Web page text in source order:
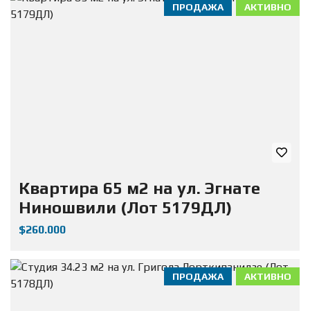
АКТИВНО
ПРОДАЖА
Квартира 65 м2 на ул. Эгнате
Ниношвили (Лот 5179ДЛ)
$260.000
АКТИВНО
ПРОДАЖА